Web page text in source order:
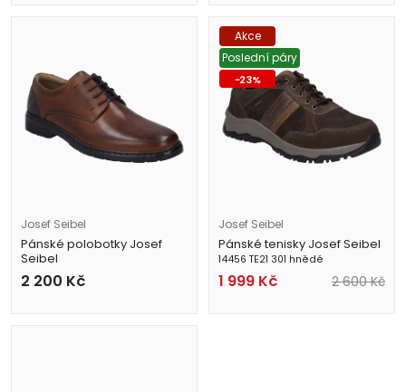
Josef Seibel
Pánské polobotky Josef
Seibel
42801 860 371 hnědé
2 200 Kč
Akce
Poslední páry
-23%
Josef Seibel
Pánské tenisky Josef Seibel
14456 TE21 301 hnědé
1 999 Kč 2 600Kč